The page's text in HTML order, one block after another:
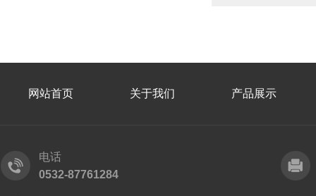
网站首页 关于我们 产品展示
电话
0532-87761284